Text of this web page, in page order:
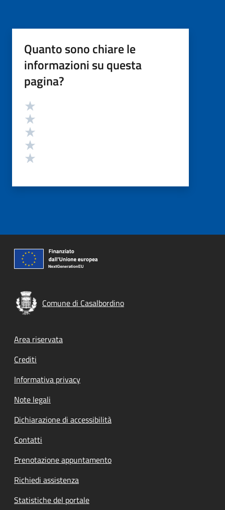
Quanto sono chiare le
informazioni su questa
pagina?
Valutazione
Comune di Casalbordino
Footer menu
Area riservata
Crediti
Informativa privacy
Note legali
Dichiarazione di accessibilità
Contatti
Prenotazione appuntamento
Richiedi assistenza
Statistiche del portale